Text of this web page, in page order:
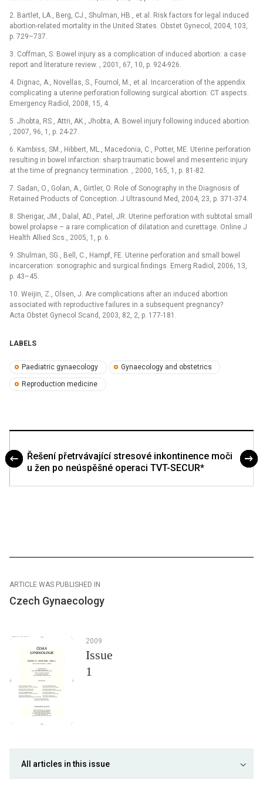
2. Bartlet, LA., Berg, CJ., Shulman, HB., et al. Risk factors for legal induced
abortion-related mortality in the United States. Obstet Gynecol, 2004, 103,
p. 729–737.
3. Coffman, S. Bowel injury as a complication of induced abortion: a case
report and literature review. , 2001, 67, 10, p. 924-926.
4. Dignac, A., Novellas, S., Fournol, M., et al. Incarceration of the appendix
complicating a uterine perforation following surgical abortion: CT aspects.
Emergency Radiol, 2008, 15, 4.
5. Jhobta, RS., Attri, AK., Jhobta, A. Bowel injury following induced abortion.
, 2007, 96, 1, p. 24-27.
6. Kambiss, SM., Hibbert, ML., Macedonia, C., Potter, ME. Uterine perforation
resulting in bowel infarction: sharp traumatic bowel and mesenteric injury
at the time of pregnancy termination. , 2000, 165, 1, p. 81-82.
7. Sadan, O., Golan, A., Girtler, O. Role of Sonography in the Diagnosis of
Retained Products of Conception. J Ultrasound Med, 2004, 23, p. 371-374.
8. Sherigar, JM., Dalal, AD., Patel, JR. Uterine perforation with subtotal small
bowel prolapse –⁠ a rare complication of dilatation and curettage. Online J
Health Allied Scs., 2005, 1, p. 6.
9. Shulman, SG., Bell, C., Hampf, FE. Uterine perforation and small bowel
incarceration: sonographic and surgical findings. Emerg Radiol, 2006, 13,
p. 43–45.
10. Weijin, Z., Olsen, J. Are complications after an induced abortion
associated with reproductive failures in a subsequent pregnancy?
Acta Obstet Gynecol Scand, 2003, 82, 2, p. 177-181.
LABELS
Paediatric gynaecology Gynaecology and obstetrics
Reproduction medicine
Řešení přetrvávající stresové inkontinence moči
u žen po neúspěšné operaci TVT-SECUR*
ARTICLE WAS PUBLISHED IN
Czech Gynaecology
2009
Issue
1
All articles in this issue